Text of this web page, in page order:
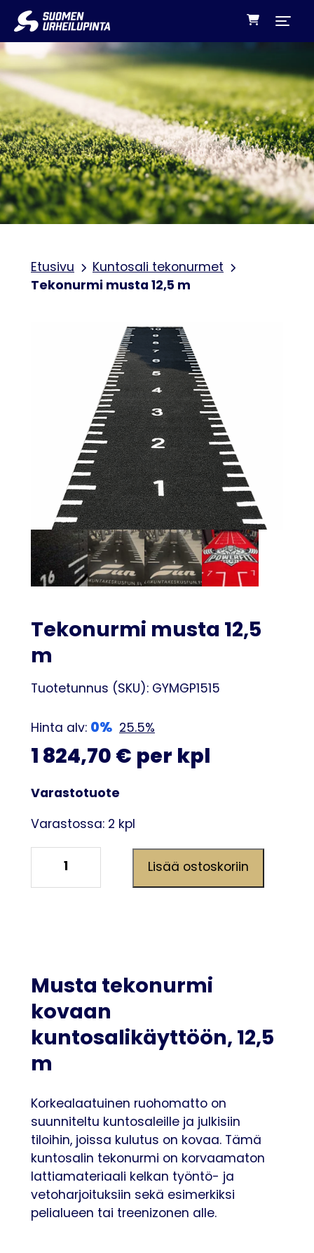
Siirry sisältöön
Etusivu Kuntosali tekonurmet
Tekonurmi musta 12,5 m
Tekonurmi musta 12,5
m
Tuotetunnus (SKU): GYMGP1515
Hinta alv: 0% 25.5%
1 824,70 € per kpl
Varastotuote
Varastossa: 2 kpl
musta
12,5
Lisää ostoskoriin
Musta tekonurmi
kovaan
kuntosalikäyttöön, 12,5
m
Korkealaatuinen ruohomatto on
suunniteltu kuntosaleille ja julkisiin
tiloihin, joissa kulutus on kovaa. Tämä
kuntosalin tekonurmi on korvaamaton
lattiamateriaali kelkan työntö- ja
vetoharjoituksiin sekä esimerkiksi
pelialueen tai treenizonen alle.